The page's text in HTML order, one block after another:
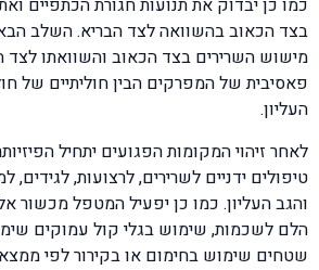
כמו כן יבדוק את תנועות חגורת הכתפיים
בצד הכאוב בהשוואה לצד הבריא. השלב
מישוש השרירים בצד הכאוב והשוואתו לצד
פאסיבית של המפרקים הבין חוליתיים של
העליון.
לאחר זיהוי המקומות הפגועים יתחיל
טיפולים ידניים לשרירים, לרצועות, לגידים,
והגב העליון. כמו כן יפעיל המטפל מכשור
הלם לשכמות, שימוש בגלי קול עמוקים
שטחים שימוש בחימום או בקירור לפי